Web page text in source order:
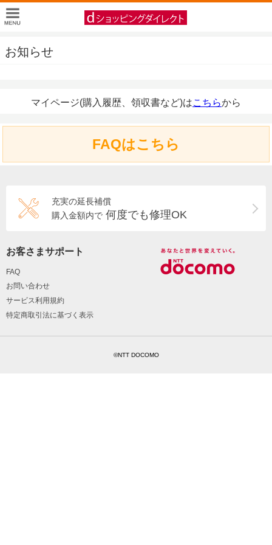
お知らせ
マイページ(購入履歴、領収書など)はこちらから
FAQはこちら
充実の延長補償
購入金額内で 何度でも修理OK
お客さまサポート
FAQ
お問い合わせ
サービス利用規約
特定商取引法に基づく表示
©NTT DOCOMO